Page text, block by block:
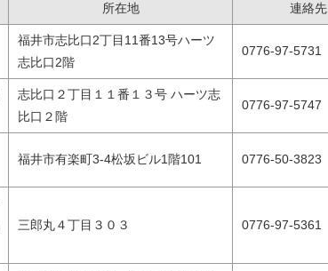
所在地 連絡先
福井市志比口2丁目11番13号ハーツ
志比口2階
0776-97-5731
志比口２丁目１１番１３号 ハーツ志
比口２階
0776-97-5747
福井市有楽町3-4松坂ビル1階101 0776-50-3823
三郎丸４丁目３０３ 0776-97-5361